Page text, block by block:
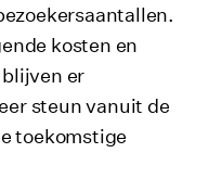
kosten en
er
steun vanuit de
toekomstige